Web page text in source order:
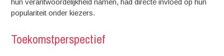
hun verantwoordelijkheid namen, had directe invloed op hun
populariteit onder kiezers.
Toekomstperspectief